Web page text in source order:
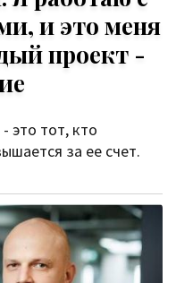
и это меня
проект -
это тот, кто
за ее счет.